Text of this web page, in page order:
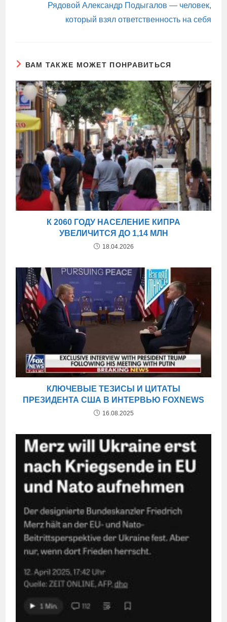
Рядовой Александр Подыгалов — человек,
который взял ответственность на себя
ВАМ ТАКЖЕ МОЖЕТ ПОНРАВИТЬСЯ
К 2060 ГОДУ НАСЕЛЕНИЕ КИПРА
УВЕЛИЧИТСЯ ДО 1,14 МЛН
18.04.2026
КЛЮЧЕВЫЕ ТЕЗИСЫ И ЦИТАТЫ
ПРЕЗИДЕНТА США В ИНТЕРВЬЮ FOXNEWS
16.08.2025